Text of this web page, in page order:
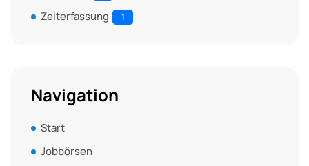
Zeiterfassung 1
Navigation
Start
Jobbörsen